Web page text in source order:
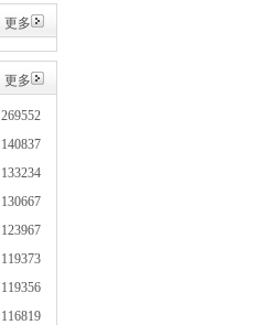
更多
更多
269552
140837
133234
130667
123967
119373
119356
116819